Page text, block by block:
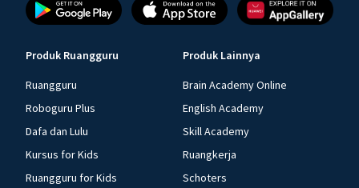
Produk Ruangguru
Ruangguru
Roboguru Plus
Dafa dan Lulu
Kursus for Kids
Ruangguru for Kids
Produk Lainnya
Brain Academy Online
English Academy
Skill Academy
Ruangkerja
Schoters